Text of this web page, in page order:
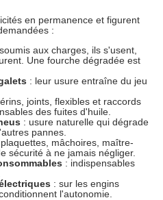
en permanence et figurent
:
aux charges, ils s'usent,
Une fourche dégradée est
: leur usure entraîne du jeu
joints, flexibles et raccords
des fuites d'huile.
: usure naturelle qui dégrade
pannes.
mâchoires, maître-
sécurité à ne jamais négliger.
: indispensables
: sur les engins
l'autonomie.